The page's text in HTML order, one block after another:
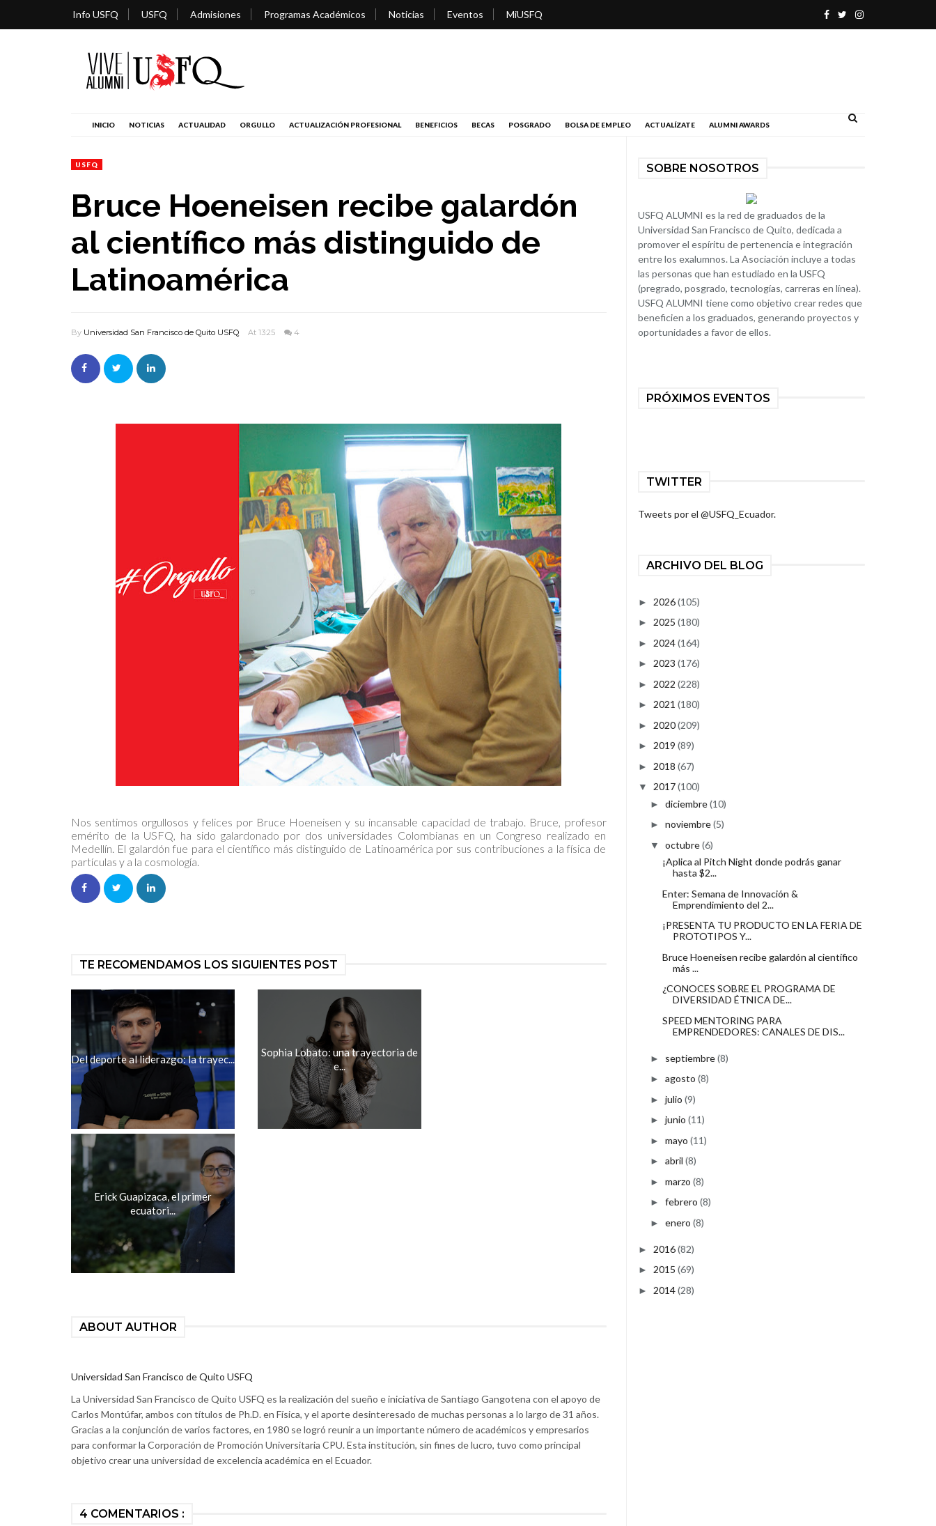
Info USFQ USFQ Admisiones Programas Académicos Noticias Eventos MiUSFQ
INICIO NOTICIAS ACTUALIDAD ORGULLO ACTUALIZACIÓN PROFESIONAL BENEFICIOS BECAS POSGRADO BOLSA DE EMPLEO ACTUALÍZATE ALUMNI AWARDS
USFQ
Bruce Hoeneisen recibe galardón
al científico más distinguido de
Latinoamérica
By Universidad San Francisco de Quito USFQ At 13:25 4
Nos sentimos orgullosos y felices por Bruce Hoeneisen y su incansable capacidad de trabajo. Bruce, profesor
emérito de la USFQ, ha sido galardonado por dos universidades Colombianas en un Congreso realizado en
Medellín. El galardón fue para el científico más distinguido de Latinoamérica por sus contribuciones a la física de
partículas y a la cosmología.
TE RECOMENDAMOS LOS SIGUIENTES POST
Del deporte al liderazgo: la trayec...
Sophia Lobato: una trayectoria de
e...
Erick Guapizaca, el primer
ecuatori...
ABOUT AUTHOR
Universidad San Francisco de Quito USFQ
La Universidad San Francisco de Quito USFQ es la realización del sueño e iniciativa de Santiago Gangotena con el apoyo de
Carlos Montúfar, ambos con títulos de Ph.D. en Física, y el aporte desinteresado de muchas personas a lo largo de 31 años.
Gracias a la conjunción de varios factores, en 1980 se logró reunir a un importante número de académicos y empresarios
para conformar la Corporación de Promoción Universitaria CPU. Esta institución, sin fines de lucro, tuvo como principal
objetivo crear una universidad de excelencia académica en el Ecuador.
4 COMENTARIOS :
SOBRE NOSOTROS
USFQ ALUMNI es la red de graduados de la
Universidad San Francisco de Quito, dedicada a
promover el espíritu de pertenencia e integración
entre los exalumnos. La Asociación incluye a todas
las personas que han estudiado en la USFQ
(pregrado, posgrado, tecnologías, carreras en línea).
USFQ ALUMNI tiene como objetivo crear redes que
beneficien a los graduados, generando proyectos y
oportunidades a favor de ellos.
PRÓXIMOS EVENTOS
TWITTER
Tweets por el @USFQ_Ecuador.
ARCHIVO DEL BLOG
► 2026(105)
► 2025 (180)
► 2024(164)
► 2023 (176)
► 2022 (228)
► 2021 (180)
► 2020(209)
► 2019 (89)
► 2018 (67)
▼ 2017(100)
► diciembre(10)
► noviembre(5)
▼ octubre(6)
¡Aplica al Pitch Night donde podrás ganar
hasta $2...
Enter: Semana de Innovación &
Emprendimiento del 2...
¡PRESENTA TU PRODUCTO EN LA FERIA DE
PROTOTIPOS Y...
Bruce Hoeneisen recibe galardón al científico
más ...
¿CONOCES SOBRE EL PROGRAMA DE
DIVERSIDAD ÉTNICA DE...
SPEED MENTORING PARA
EMPRENDEDORES: CANALES DE DIS...
► septiembre(8)
► agosto (8)
► julio (9)
► junio (11)
► mayo (11)
► abril (8)
► marzo (8)
► febrero (8)
► enero (8)
► 2016(82)
► 2015 (69)
► 2014(28)